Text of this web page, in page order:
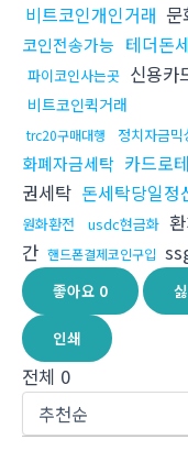
비트코인개인거래 문
코인전송가능 테더돈
파이코인사는곳 신용카
비트코인퀵거래
trc20구매대행 정치자금믹
화폐자금세탁 카드로
권세탁 돈세탁당일정
원화환전
usdc현금화
간 핸드폰결제코인구입
좋아요 0
인쇄
전체 0